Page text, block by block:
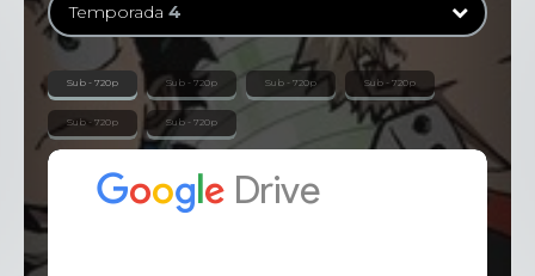
Temporada 4
Temporada1
13 Episodios
Temporada2
Temporada3
Sub - 720p Sub - 720p Sub - 720p Sub - 720p
Sub - 720p Sub - 720p